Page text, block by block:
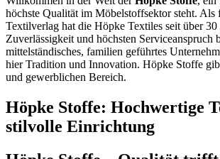
höchste Qualität im Möbelstoffsektor steht. Als
Textilverlag hat die Höpke Textiles seit über 30
Zuverlässigkeit und höchsten Serviceanspruch
mittelständisches, familien geführtes
hier Tradition und Innovation. Höpke Stoffe
und gewerblichen Bereich.
Höpke Stoffe: Hochwertige
stilvolle Einrichtung